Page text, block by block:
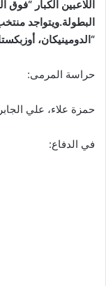
اللاعبين الكبار
البطولة.ويتواجد
“الدومينيكان،
حراسة المرمى:
حمزة علاء، علي
في الدفاع: